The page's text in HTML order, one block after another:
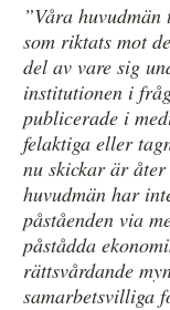
”Våra
som riktats mot
del av vare sig
institutionen i
publicerade i
felaktiga eller
nu skickar är åter
huvudmän har
påståenden via
påstådda
rättsvårdande
samarbetsvilliga